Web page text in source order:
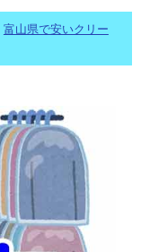
富山県で安いクリー